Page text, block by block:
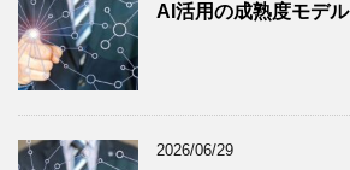
AI活用の成熟度モデル
2026/06/29